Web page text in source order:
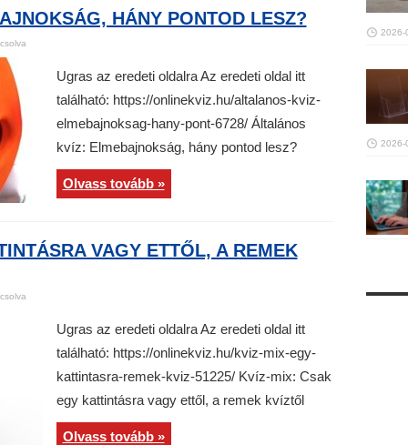
HÁNY PONTOD LESZ?
Ugras az eredeti oldalra Az eredeti oldal itt
található: https://onlinekviz.hu/altalanos-kviz-
elmebajnoksag-hany-pont-6728/ Általános
kvíz: Elmebajnokság, hány pontod lesz?
Olvass tovább »
VAGY ETTŐL, A REMEK
Ugras az eredeti oldalra Az eredeti oldal itt
található: https://onlinekviz.hu/kviz-mix-egy-
kattintasra-remek-kviz-51225/ Kvíz-mix: Csak
egy kattintásra vagy ettől, a remek kvíztől
Olvass tovább »
2026-
2026-